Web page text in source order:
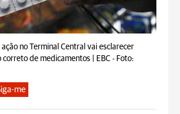
ação no Terminal Central vai esclarecer
correto de medicamentos | EBC - Foto:
me